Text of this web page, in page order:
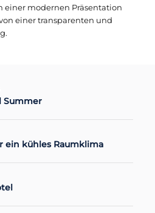
einer modernen Präsentation
einer transparenten und
Summer
ein kühles Raumklima